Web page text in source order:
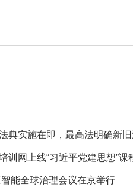
典实施在即，最高法明确新
训网上线“习近平党建思想”课
能全球治理会议在京举行